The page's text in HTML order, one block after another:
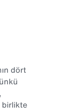
dört
birlikte